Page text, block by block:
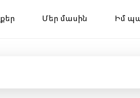
Մեր մասին Իմ